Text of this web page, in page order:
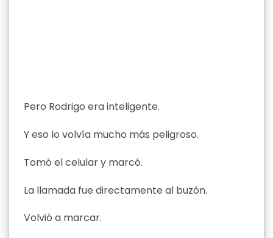
Pero Rodrigo era inteligente.
Y eso lo volvía mucho más peligroso.
Tomó el celular y marcó.
La llamada fue directamente al buzón.
Volvió a marcar.